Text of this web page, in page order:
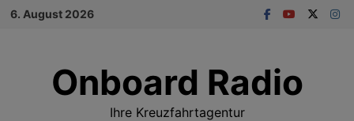
Zum
6. August 2026
Onboard Radio
Ihre Kreuzfahrtagentur